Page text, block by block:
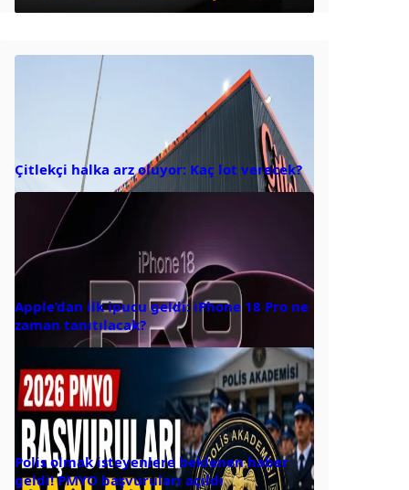
Çitlekçi halka arz oluyor: Kaç lot verecek?
Apple’dan ilk ipucu geldi: iPhone 18 Pro ne
zaman tanıtılacak?
Polis olmak isteyenlere beklenen haber
geldi! PMYO başvuruları açıldı